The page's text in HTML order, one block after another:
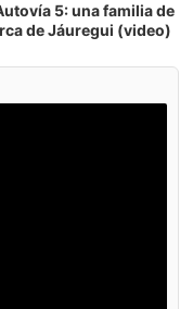
5: una familia de
de Jáuregui (video)